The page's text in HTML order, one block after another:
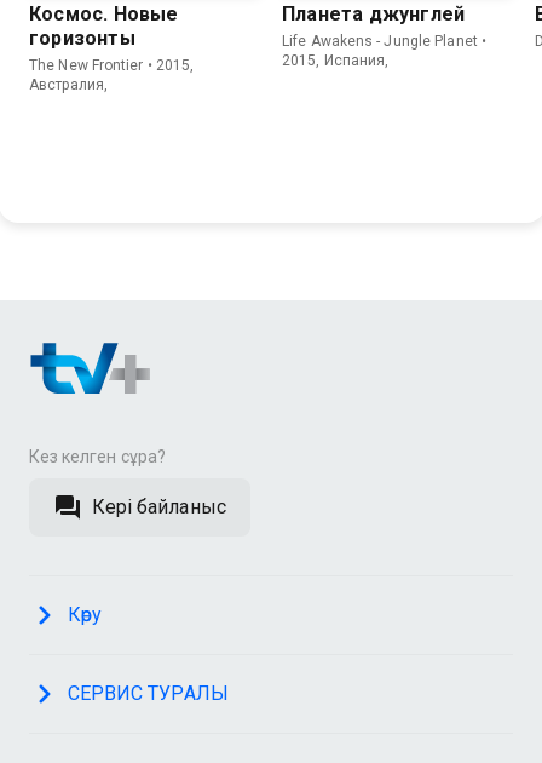
Космос. Новые
горизонты
The New Frontier • 2015,
Австралия,
Планета джунглей
Life Awakens - Jungle Planet •
2015, Испания,
Кез келген сұрақ?
Кері байланыс
Көру
СЕРВИС ТУРАЛЫ